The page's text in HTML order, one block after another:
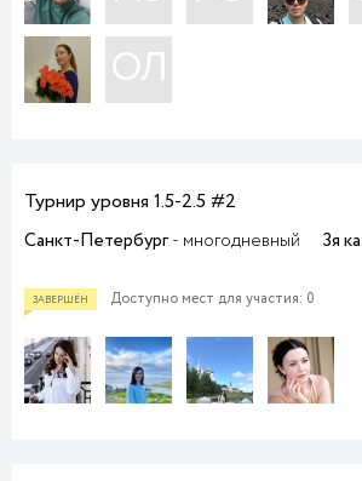
ПРИЕМ ЗАЯВОК
ОЛ
Турнир уровня 1.5-2.5 #2
Санкт-Петербург- многодневный 3я
Доступно мест для участия: 0